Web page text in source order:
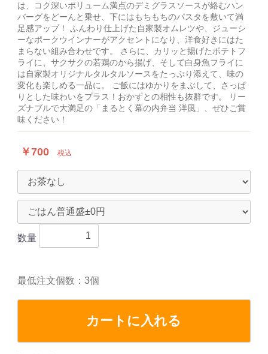
は、コク深いボリューム満点のデミグラスソースが絡むハン
バーグをどーんと乗せ、下にはもちもちのパスタを敷いて満
足感アップ！ ふんわり仕上げた自家製オムレツや、ジューシ
ーなポークウインナーがアクセントになり、洋食好きにはた
まらない組み合わせです。 さらに、カリッと揚げたポテトフ
ライに、サクサクの若鶏のから揚げ、そして白身魚フライに
は自家製オリジナルタルタルソースをたっぷり添えて、味の
変化も楽しめる一品に。 ご飯にはゆかりをまぶして、さっぱ
りとした味わいをプラス！おかずとの相性も抜群です。 リー
ズナブルで大満足の「まるとく幕の内弁当 洋風」、ぜひご賞
味ください！
￥700 税込
数量
最低注文個数：3個
カートに入れる